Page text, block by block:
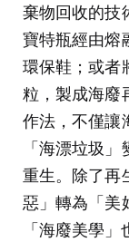
棄物回收的技
寶特瓶經由熔
環保鞋；或者
粒，製成海廢
作法，不僅讓
「海漂垃圾
重生。除了再
惡」轉為「美
「海廢美學」